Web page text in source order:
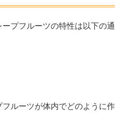
プフルーツの特性は以下の通
ルーツが体内でどのように作